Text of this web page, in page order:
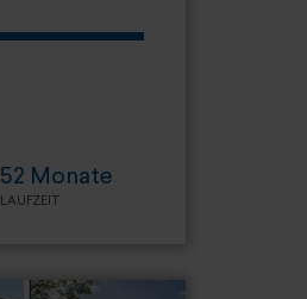
52 Monate
LAUFZEIT